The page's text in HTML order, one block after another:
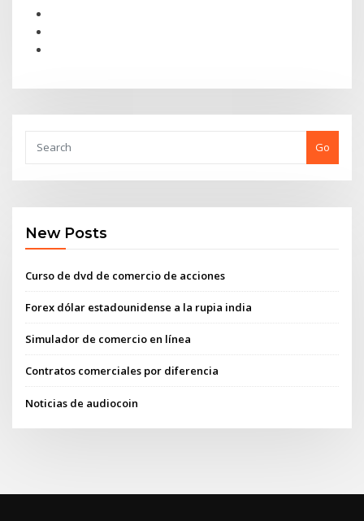
Go
New Posts
Curso de dvd de comercio de acciones
Forex dólar estadounidense a la rupia india
Simulador de comercio en línea
Contratos comerciales por diferencia
Noticias de audiocoin